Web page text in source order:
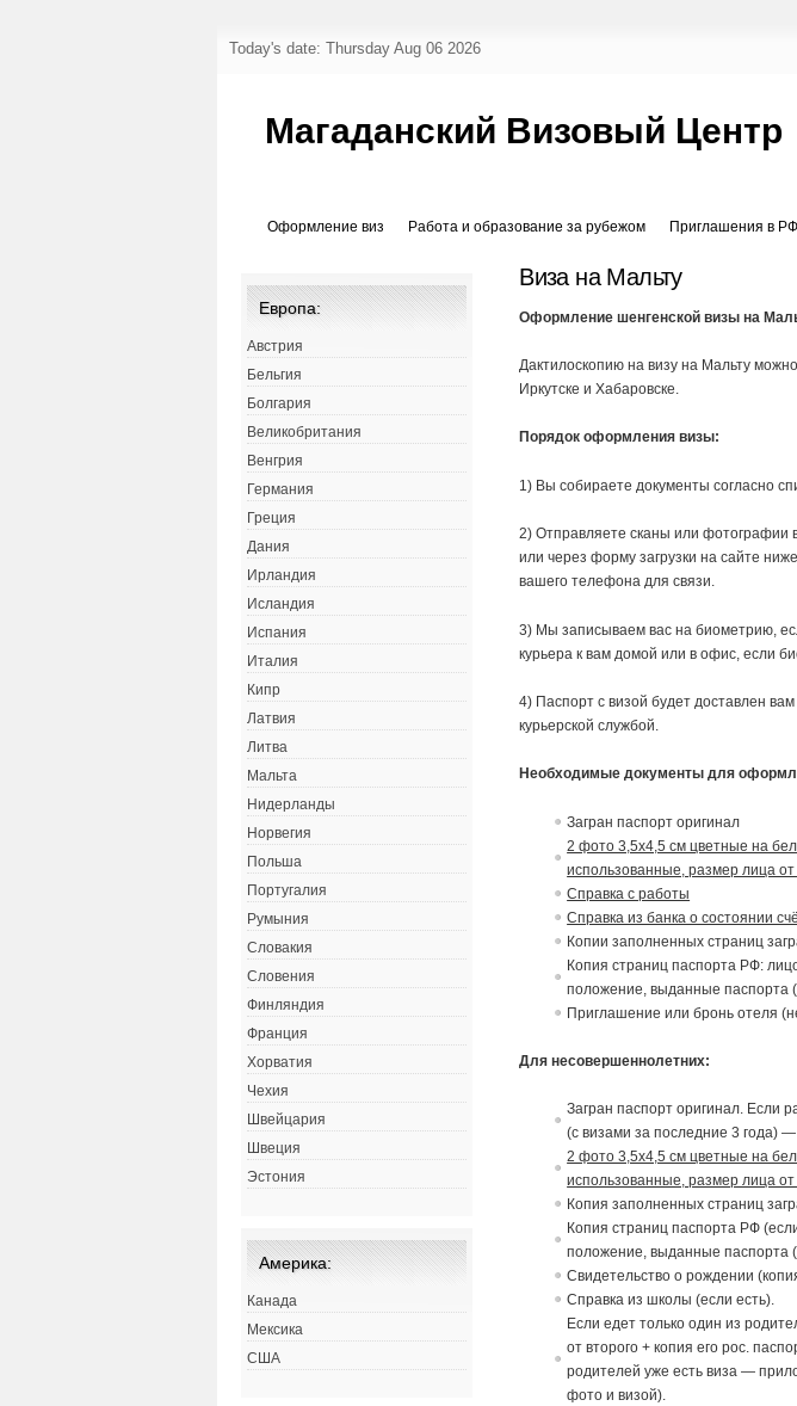
Today's date: Thursday Aug 06 2026
Магаданский Визовый Центр
Оформление виз Работа и образование за рубежом Приглашения в РФ
Виза на Мальту
Оформление шенгенской визы на
Дактилоскопию на визу на Мальту
Иркутске и Хабаровске.
Порядок оформления визы:
1) Вы собираете документы согласно
2) Отправляете сканы или фотографии
или через форму загрузки на сайте
вашего телефона для связи.
3) Мы записываем вас на биометрию,
курьера к вам домой или в офис, если
4) Паспорт с визой будет доставлен
курьерской службой.
Необходимые документы для
Загран паспорт оригинал
2 фото 3,5х4,5 см цветные на
использованные, размер лица
Справка с работы
Справка из банка о состоянии
Копии заполненных страниц
Копия страниц паспорта РФ:
положение,выданные паспорта
Приглашение или бронь отеля
Для несовершеннолетних:
Загран паспорт оригинал. Если
(свизами за последние 3 года) —
2 фото 3,5х4,5 см цветные на
использованные, размер лица
Копия заполненных страниц
Копия страниц паспорта РФ
положение,выданные паспорта
Свидетельство о рождении
Справка из школы (если есть).
Если едет только один из
отвторого + копия его рос.
родителей уже есть виза —
фото и визой).
Европа:
Австрия
Бельгия
Болгария
Великобритания
Венгрия
Германия
Греция
Дания
Ирландия
Исландия
Испания
Италия
Кипр
Латвия
Литва
Мальта
Нидерланды
Норвегия
Польша
Португалия
Румыния
Словакия
Словения
Финляндия
Франция
Хорватия
Чехия
Швейцария
Швеция
Эстония
Америка:
Канада
Мексика
США